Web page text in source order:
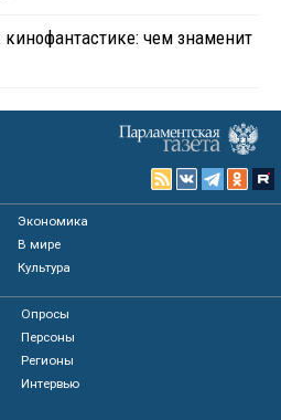
чем знаменит
Экономика
В мире
Культура
Опросы
Персоны
Регионы
Интервью